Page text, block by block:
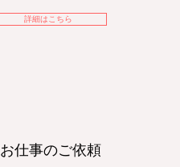
詳細はこちら
​お仕事のご依頼